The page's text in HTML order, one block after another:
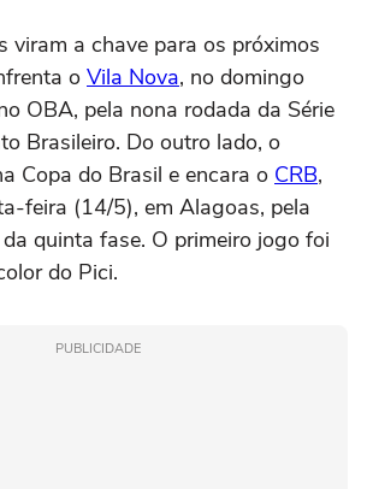
viram a chave para os próximos
o Vila Nova, no domingo
OBA, pela nona rodada da Série
Brasileiro. Do outro lado, o
Copa do Brasil e encara o CRB,
feira (14/5), em Alagoas, pela
quinta fase. O primeiro jogo foi
do Pici.
PUBLICIDADE